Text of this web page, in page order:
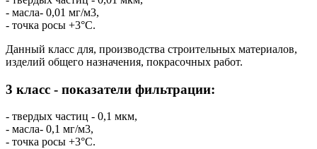
- масла- 0,01 мг/м3,
- точка росы +3°C.
Данный класс для, производства строительных материалов,
изделий общего назначения, покрасочных работ.
3 класс - показатели фильтрации:
- твердых частиц - 0,1 мкм,
- масла- 0,1 мг/м3,
- точка росы +3°C.